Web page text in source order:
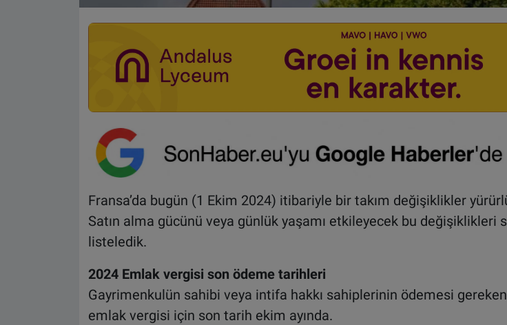
Fransa’da bugün (1 Ekim 2024) itibariyle bir takım değişiklikler
Satın alma gücünü veya günlük yaşamı etkileyecek bu değişiklikleri
listeledik.
2024 Emlak vergisi son ödeme tarihleri
Gayrimenkulün sahibi veya intifa hakkı sahiplerinin ödemesi gereken
emlak vergisi için son tarih ekim ayında.